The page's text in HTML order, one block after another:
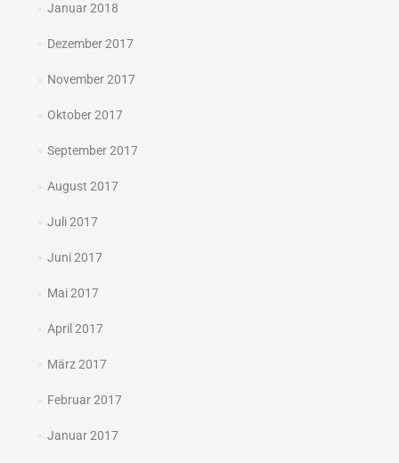
Januar 2018
Dezember 2017
November 2017
Oktober 2017
September 2017
August 2017
Juli 2017
Juni 2017
Mai 2017
April 2017
März 2017
Februar 2017
Januar 2017